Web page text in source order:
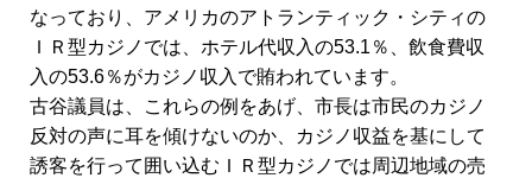
なっており、アメリカのアトランティック・シティの
ＩＲ型カジノでは、ホテル代収入の53.1％、飲食費収
入の53.6％がカジノ収入で賄われています。
古谷議員は、これらの例をあげ、市長は市民のカジノ
反対の声に耳を傾けないのか、カジノ収益を基にして
誘客を行って囲い込むＩＲ型カジノでは周辺地域の売